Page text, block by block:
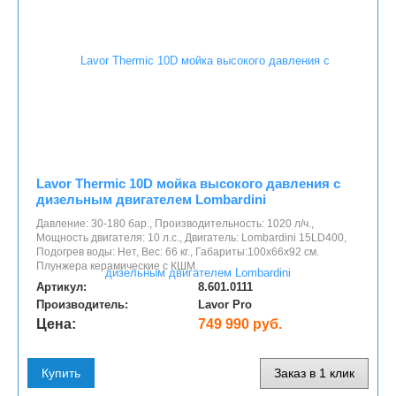
Lavor Thermic 10D мойка высокого давления с
дизельным двигателем Lombardini
Давление: 30-180 бар., Производительность: 1020 л/ч.,
Мощность двигателя: 10 л.с., Двигатель: Lombardini 15LD400,
Подогрев воды: Нет, Вес: 66 кг., Габариты:100x66x92 см.
Плунжера керамические с КШМ.
Артикул:
8.601.0111
Производитель:
Lavor Pro
Цена: 749 990 руб.
Купить Заказ в 1 клик